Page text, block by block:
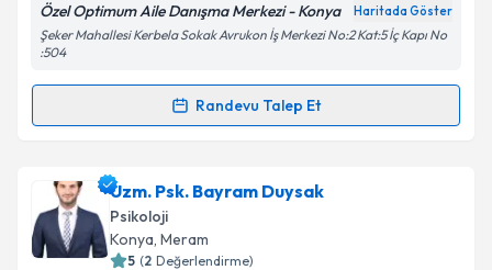
Özel Optimum Aile Danışma Merkezi - Konya Haritada Göster
Şeker Mahallesi Kerbela Sokak Avrukon İş Merkezi No:2 Kat:5 İç Kapı No
:504
Randevu Talep Et
Randevu Takvimi Talebi
Klinik Psikolog Fatih Uğuriçin randevu takvimi
talebi oluşturun. Size bu uzmandan randevu almanız
için bir takvim hazırlandığında e-posta ile
bilgilendireceğiz.
Uzm. Psk. Bayram Duysak
Psikoloji
Konya, Meram
5 (2 Değerlendirme)